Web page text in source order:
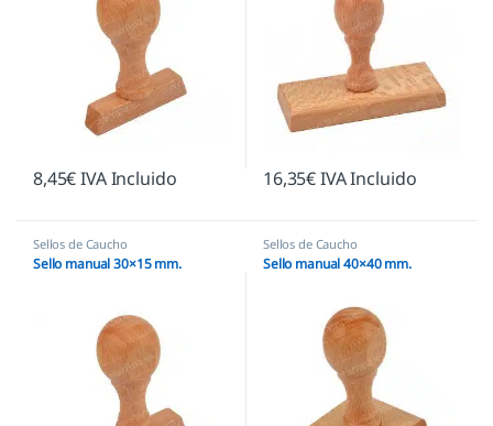
8,45€IVA Incluido 16,35€IVA Incluido
Sellos de Caucho
Sello manual 30×15 mm.
Sellos de Caucho
Sello manual 40×40 mm.